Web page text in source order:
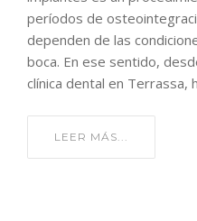
períodos de
dependen de las
boca. En ese sentido,
clínica dental en Terrassa,
LEER MÁS...